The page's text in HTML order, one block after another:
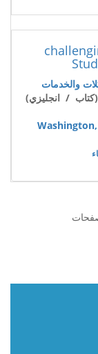
(المشكلات والخدمات
/ انجليزي)